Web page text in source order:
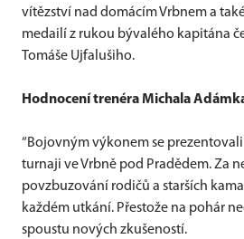
vítězství nad domácím Vrbnem a
medailí z rukou bývalého kapitána
Tomáše Ujfalušiho.
Hodnocení trenéra Michala
“Bojovným výkonem se
turnaji ve Vrbně pod Pradědem. Za
povzbuzování rodičů a starších
každém utkání. Přestože na pohár
spoustu nových zkušeností.